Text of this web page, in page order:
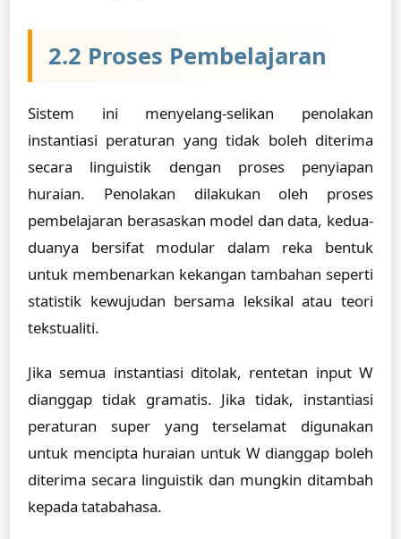
2.2 Proses Pembelajaran
Sistem ini menyelang-selikan penolakan
instantiasi peraturan yang tidak boleh diterima
secara linguistik dengan proses penyiapan
huraian. Penolakan dilakukan oleh proses
pembelajaran berasaskan model dan data, kedua-
duanya bersifat modular dalam reka bentuk
untuk membenarkan kekangan tambahan seperti
statistik kewujudan bersama leksikal atau teori
tekstualiti.
Jika semua instantiasi ditolak, rentetan input W
dianggap tidak gramatis. Jika tidak, instantiasi
peraturan super yang terselamat digunakan
untuk mencipta huraian untuk W dianggap boleh
diterima secara linguistik dan mungkin ditambah
kepada tatabahasa.